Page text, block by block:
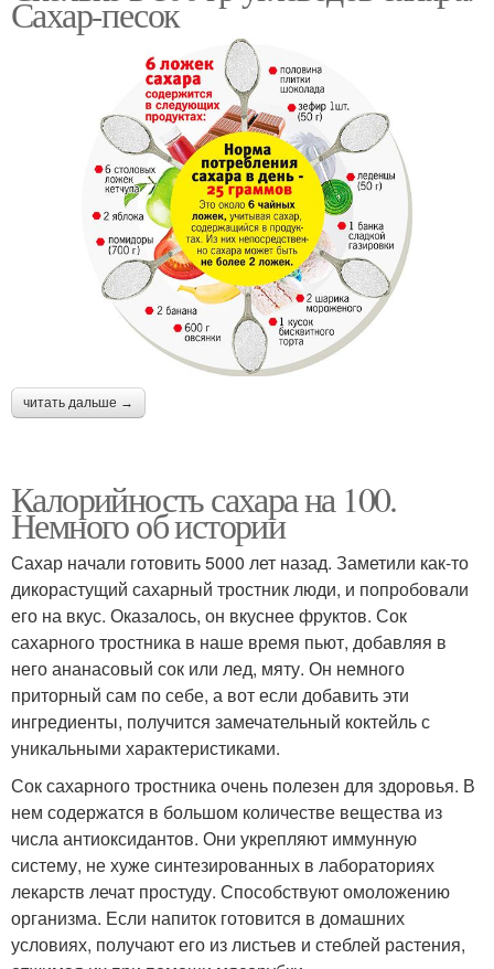
Сахар-песок
читать дальше →
Калорийность сахара на 100.
Немного об истории
Сахар начали готовить 5000 лет назад. Заметили как-то
дикорастущий сахарный тростник люди, и попробовали
его на вкус. Оказалось, он вкуснее фруктов. Сок
сахарного тростника в наше время пьют, добавляя в
него ананасовый сок или лед, мяту. Он немного
приторный сам по себе, а вот если добавить эти
ингредиенты, получится замечательный коктейль с
уникальными характеристиками.
Сок сахарного тростника очень полезен для здоровья. В
нем содержатся в большом количестве вещества из
числа антиоксидантов. Они укрепляют иммунную
систему, не хуже синтезированных в лабораториях
лекарств лечат простуду. Способствуют омоложению
организма. Если напиток готовится в домашних
условиях, получают его из листьев и стеблей растения,